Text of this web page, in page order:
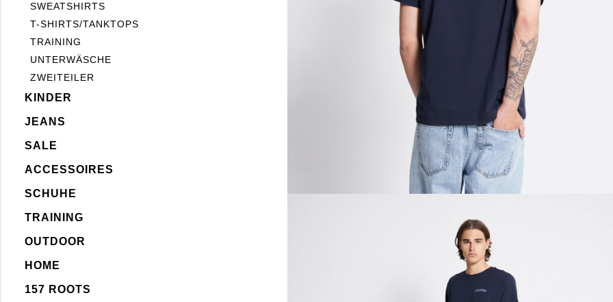
SWEATSHIRTS
T-SHIRTS/TANKTOPS
TRAINING
UNTERWÄSCHE
ZWEITEILER
KINDER
JEANS
SALE
ACCESSOIRES
SCHUHE
TRAINING
OUTDOOR
HOME
157 ROOTS